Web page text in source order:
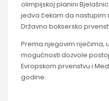
olimpijskoj planini
jedva čekam da nastupim
Državno boksersko
Prema njegovim riječima,
mogućnosti dozvole
Evropskom prvenstvu i
godine.